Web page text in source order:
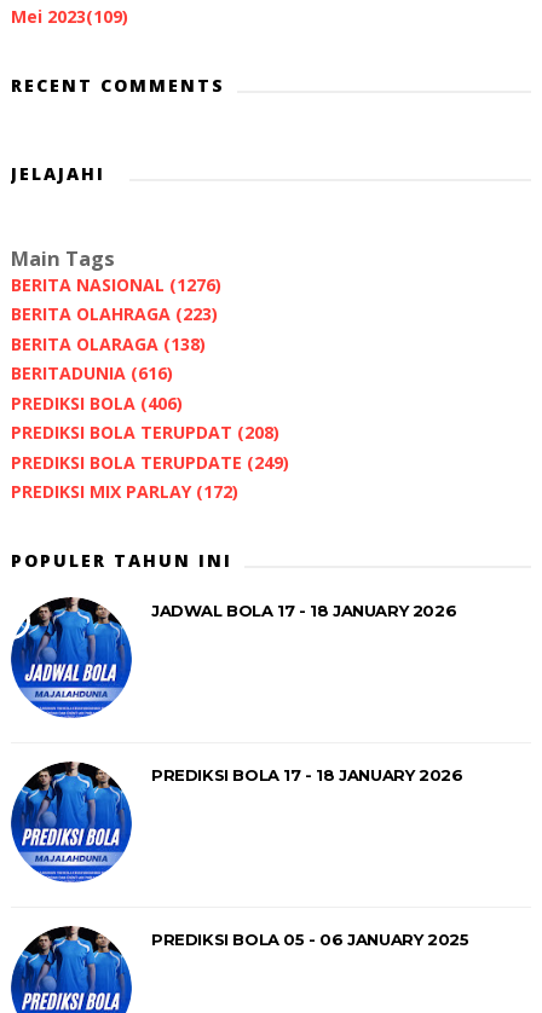
Mei 2023(109)
RECENT COMMENTS
JELAJAHI
Main Tags
BERITA NASIONAL (1276)
BERITA OLAHRAGA (223)
BERITA OLARAGA (138)
BERITADUNIA (616)
PREDIKSI BOLA (406)
PREDIKSI BOLA TERUPDAT (208)
PREDIKSI BOLA TERUPDATE (249)
PREDIKSI MIX PARLAY (172)
POPULER TAHUN INI
JADWAL BOLA 17 - 18 JANUARY 2026
PREDIKSI BOLA 17 - 18 JANUARY 2026
PREDIKSI BOLA 05 - 06 JANUARY 2025